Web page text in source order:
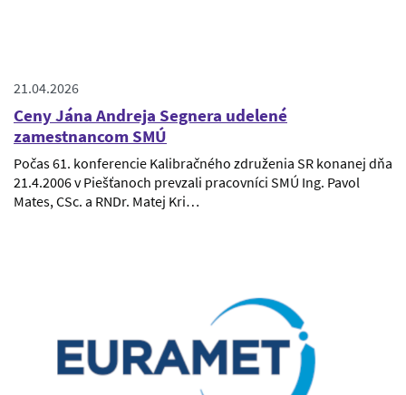
21.04.2026
Ceny Jána Andreja Segnera udelené
zamestnancom SMÚ
Počas 61. konferencie Kalibračného združenia SR konanej dňa
21.4.2006 v Piešťanoch prevzali pracovníci SMÚ Ing. Pavol
Mates, CSc. a RNDr. Matej Kri…